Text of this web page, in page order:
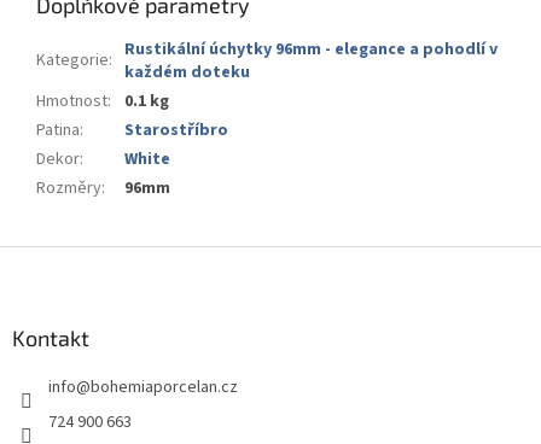
Kategorie: Rustikální úchytky 96mm - elegance a pohodlí v
každém doteku
Hmotnost:
0.1 kg
Patina:
Starostříbro
Dekor:
White
Rozměry: 96mm
Kontakt
info@bohemiaporcelan.cz
724 900 663